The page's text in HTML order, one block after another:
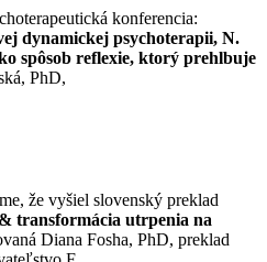
konferencia:
dynamickej psychoterapii, N.
spôsob reflexie, ktorý prehlbuje
PhD,
že vyšiel slovenský preklad
transformácia utrpenia na
Diana Fosha, PhD, preklad